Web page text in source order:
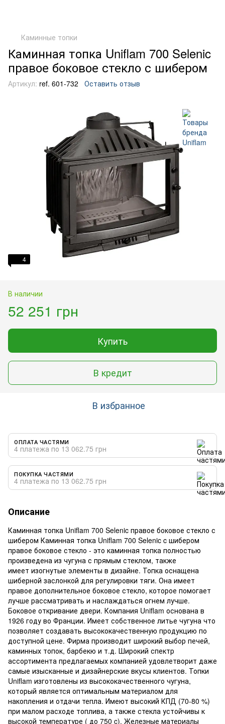
Каминные топки
Каминная топка Uniflam 700 Selenic
правое боковое стекло с шибером
Артикул: ref. 601-732 Оставить отзыв
4
В наличии
52 251 грн
Купить
В кредит
В избранное
ОПЛАТА ЧАСТЯМИ
4 платежа по 13 062.75 грн
ПОКУПКА ЧАСТЯМИ
4 платежа по 13 062.75 грн
Описание
Каминная топка Uniflam 700 Selenic правое боковое стекло с
шибером Каминная топка Uniflam 700 Selenic c шибером
правое боковое стекло - это каминная топка полностью
произведена из чугуна с прямым стеклом, также
имеет изогнутые элементы в дизайне. Топка оснащена
шиберной заслонкой для регулировки тяги. Она имеет
правое дополнительное боковое стекло, которое помогает
лучше рассматривать и наслаждаться огнем лучше.
Боковое откривание двери. Компания Uniflam основана в
1926 году во Франции. Имеет собственное литье чугуна что
позволяет создавать высококачественную продукцию по
доступной цене. Фирма производит широкий выбор печей,
каминных топок, барбекю и т.д. Широкий спектр
ассортимента предлагаемых компанией удовлетворит даже
самые изысканные и дизайнерские вкусы клиентов. Топки
Uniflam изготовлены из высококачественного чугуна,
который является оптимальным материалом для
накопления и отдачи тепла. Имеют высокий КПД (70-80 %)
при малом расходе топлива, а также стекла устойчивы к
высокой температуре ( до 750 c). Железные материалы